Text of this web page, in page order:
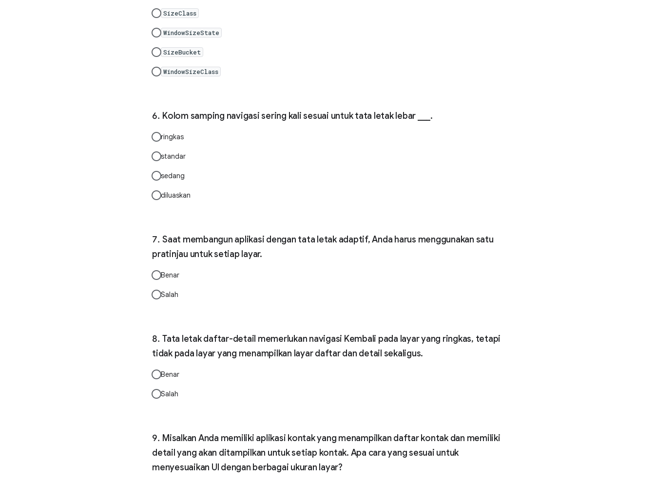
SizeClass
WindowSizeState
SizeBucket
WindowSizeClass
Kolom samping navigasi sering kali sesuai untuk tata letak lebar ___.
ringkas
standar
sedang
diluaskan
Saat membangun aplikasi dengan tata letak adaptif, Anda harus menggunakan satu
pratinjau untuk setiap layar.
Benar
Salah
Tata letak daftar-detail memerlukan navigasi Kembali pada layar yang ringkas, tetapi
tidak pada layar yang menampilkan layar daftar dan detail sekaligus.
Benar
Salah
Misalkan Anda memiliki aplikasi kontak yang menampilkan daftar kontak dan memiliki
detail yang akan ditampilkan untuk setiap kontak. Apa cara yang sesuai untuk
menyesuaikan UI dengan berbagai ukuran layar?